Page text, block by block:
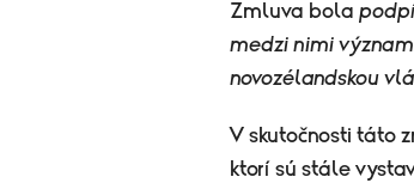
Zmluva bola
medzi nimi
novozélandskou
V skutočnosti táto
ktorí sú stále